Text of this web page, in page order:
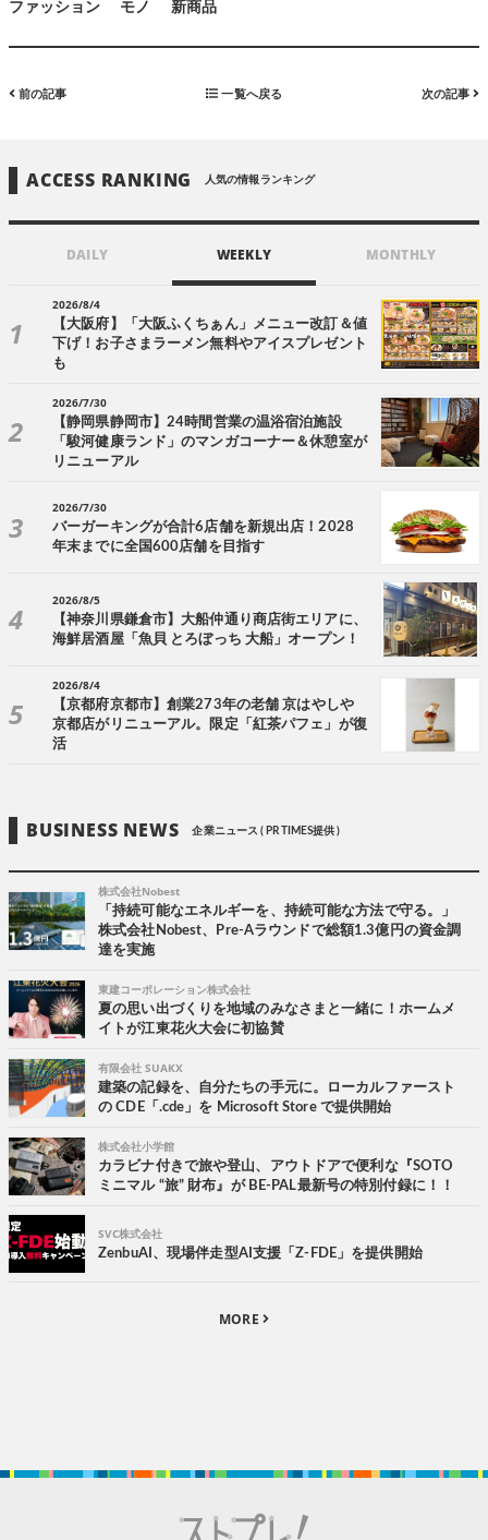
ファッション モノ 新商品
前の記事 一覧へ戻る 次の記事
ACCESS RANKING 人気の情報ランキング
DAILY WEEKLY MONTHLY
2026/8/4
【大阪府】「大阪ふくちぁん」メニュー改訂＆値
下げ！お子さまラーメン無料やアイスプレゼント
も
2026/7/30
【静岡県静岡市】24時間営業の温浴宿泊施設
「駿河健康ランド」のマンガコーナー＆休憩室が
リニューアル
2026/7/30
バーガーキングが合計6店舗を新規出店！2028
年末までに全国600店舗を目指す
2026/8/5
【神奈川県鎌倉市】大船仲通り商店街エリアに、
海鮮居酒屋「魚貝 とろぼっち 大船」オープン！
2026/8/4
【京都府京都市】創業273年の老舗 京はやしや
京都店がリニューアル。限定「紅茶パフェ」が復
活
BUSINESS NEWS 企業ニュース ( PR TIMES提供 )
株式会社Nobest
「持続可能なエネルギーを、持続可能な方法で守る。」
株式会社Nobest、Pre-Aラウンドで総額1.3億円の資金調
達を実施
東建コーポレーション株式会社
夏の思い出づくりを地域のみなさまと一緒に！ホームメ
イトが江東花火大会に初協賛
有限会社 SUAKX
建築の記録を、自分たちの手元に。ローカルファースト
の CDE「.cde」を Microsoft Store で提供開始
株式会社小学館
カラビナ付きで旅や登山、アウトドアで便利な『SOTO
ミニマル “旅” 財布』が BE-PAL最新号の特別付録に！！
SVC株式会社
ZenbuAI、現場伴走型AI支援「Z-FDE」を提供開始
MORE